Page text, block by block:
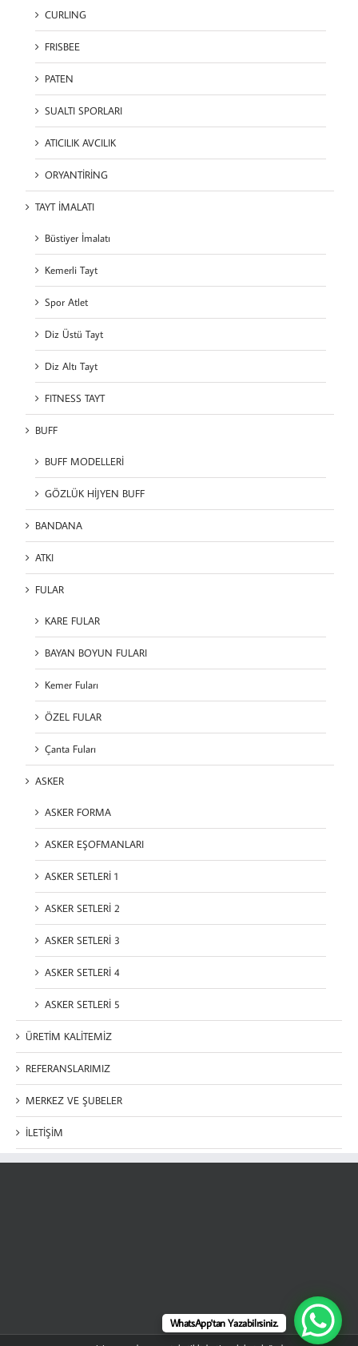
CURLING
FRISBEE
PATEN
SUALTI SPORLARI
ATICILIK AVCILIK
ORYANTİRİNG
TAYT İMALATI
Büstiyer İmalatı
Kemerli Tayt
Spor Atlet
Diz Üstü Tayt
Diz Altı Tayt
FITNESS TAYT
BUFF
BUFF MODELLERİ
GÖZLÜK HİJYEN BUFF
BANDANA
ATKI
FULAR
KARE FULAR
BAYAN BOYUN FULARI
Kemer Fuları
ÖZEL FULAR
Çanta Fuları
ASKER
ASKER FORMA
ASKER EŞOFMANLARI
ASKER SETLERİ 1
ASKER SETLERİ 2
ASKER SETLERİ 3
ASKER SETLERİ 4
ASKER SETLERİ 5
ÜRETİM KALİTEMİZ
REFERANSLARIMIZ
MERKEZ VE ŞUBELER
İLETİŞİM
WhatsApp'tan Yazabilrsiniz.